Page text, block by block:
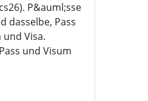
P&auml;sse
dasselbe, Pass
Visa.
und Visum